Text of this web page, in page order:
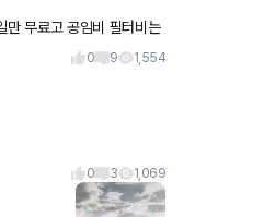
0 9 1,554
0 3 1,069